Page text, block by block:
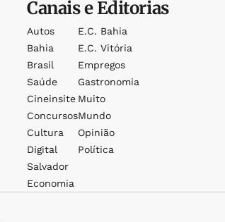
Canais e Editorias
Autos
Bahia
Brasil
Saúde
Cineinsite
Concursos
Cultura
Digital
Salvador
Economia
E.c. Bahia
E.c. Vitória
Empregos
Gastronomia
Muito
Mundo
Opinião
Política